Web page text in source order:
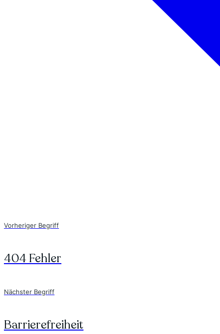
Vorheriger Begriff
404 Fehler
Nächster Begriff
Barrierefreiheit